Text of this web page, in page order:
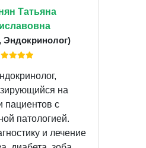
Татьяна
Эндокринолог)
на
пациентов с
патологией.
и лечение